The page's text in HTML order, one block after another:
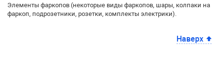
Элементы фаркопов (некоторые виды фаркопов, шары, колпаки на
фаркоп, подрозетники, розетки, комплекты электрики).
Наверх